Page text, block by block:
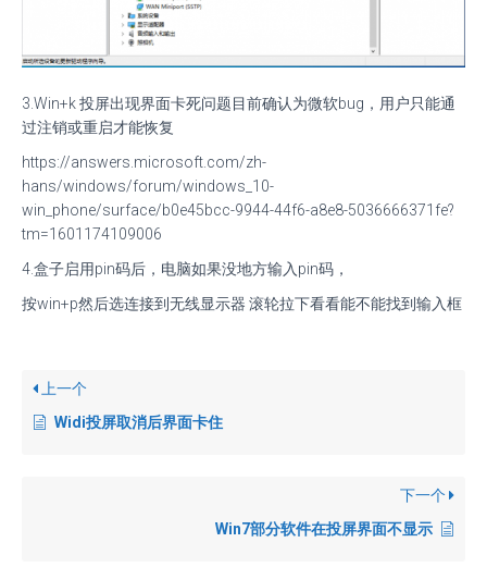
3.Win+k 投屏出现界面卡死问题目前确认为微软bug，用户只能通
过注销或重启才能恢复
https://answers.microsoft.com/zh-
hans/windows/forum/windows_10-
win_phone/surface/b0e45bcc-9944-44f6-a8e8-5036666371fe?
tm=1601174109006
4.盒子启用pin码后，电脑如果没地方输入pin码，
按win+p然后选连接到无线显示器 滚轮拉下看看能不能找到输入框
上一个
Widi投屏取消后界面卡住
下一个
Win7部分软件在投屏界面不显示